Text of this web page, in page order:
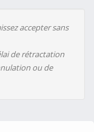
accepter sans
de rétractation
ou de